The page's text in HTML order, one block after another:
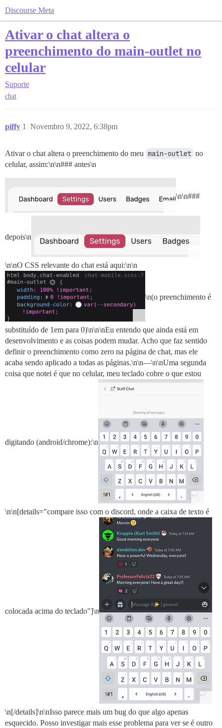
Discourse Meta
Ativar o chat altera o
preenchimento do main-outlet no
celular
Suporte
chat
piffy Novembro 9, 2022, 6:38pm
1
Ativar o chat altera o preenchimento do meu main-outlet no
celular, assim:\n\n### antes\n
\n\n###
depois\n
\n\nO CSS relevante do chat está aqui:\n\n
\n(o preenchimento é
substituído de 1em para 0)\n\n\nEu entendo que ainda está em
desenvolvimento e as coisas podem mudar. Acho que faz sentido
definir o preenchimento como zero na página de chat, mas ele
acaba sendo aplicado a todas as páginas.\n\n—\n\nUma segunda
coisa que notei é que no celular, meu teclado cobre o que estou
digitando (android/chrome):\n
\n\n[details="compare isso com o discord, onde a caixa de texto é
colocada acima do teclado"]\n
\n[/details]\n\nIsso parece mais um bug do que algo apenas
esquecido. Posso investigar mais esse problema para ver se é outro